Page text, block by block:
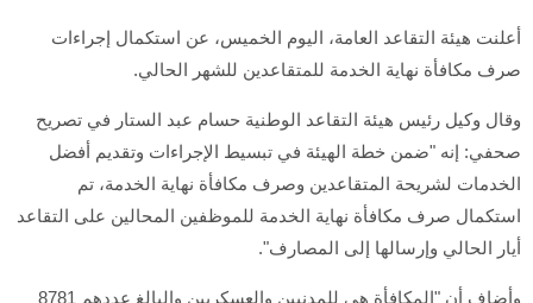
أعلنت هيئة التقاعد العامة، اليوم الخميس، عن استكمال إجراءات
صرف مكافأة نهاية الخدمة للمتقاعدين للشهر الحالي.
وقال وكيل رئيس هيئة التقاعد الوطنية حسام عبد الستار في تصريح
صحفي: إنه "ضمن خطة الهيئة في تبسيط الإجراءات وتقديم أفضل
الخدمات لشريحة المتقاعدين وصرف مكافأة نهاية الخدمة، تم
استكمال صرف مكافأة نهاية الخدمة للموظفين المحالين على التقاعد
أيار الحالي وإرسالها إلى المصارف".
وأضاف أن "المكافأة هي للمدنيين والعسكريين والبالغ عددهم 8781